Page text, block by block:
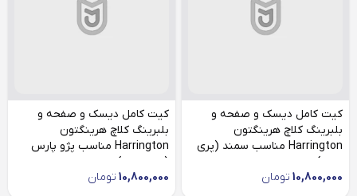
کیت کامل دیسک و صفحه و
بلبرینگ کلاچ هرینگتون
Harrington مناسب سمند (پری
دمپر)
10,800,000 تومان
کیت کامل دیسک و صفحه و
بلبرینگ کلاچ هرینگتون
Harrington مناسب پژو پارس
(پری دمپر)
10,800,000 تومان